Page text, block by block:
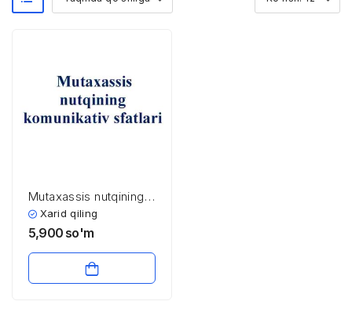
Mutaxassis nutqining
komunikativ sifatlari
Xarid qiling
5,900 so'm